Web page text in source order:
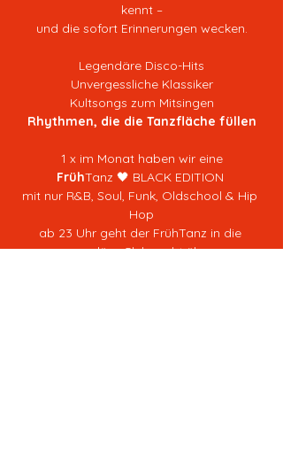
kennt –
und die sofort Erinnerungen wecken.
Legendäre Disco-Hits
Unvergessliche Klassiker
Kultsongs zum Mitsingen
Rhythmen, die die Tanzfläche füllen
1 x im Monat haben wir eine
FrühTanz 🖤 BLACK EDITION
mit nur R&B, Soul, Funk, Oldschool & Hip
Hop
ab 23 Uhr geht der FrühTanz in die
reguläre Clubnacht über